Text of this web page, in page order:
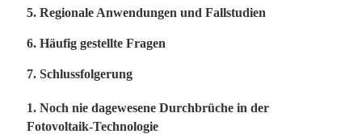
5. Regionale Anwendungen und Fallstudien
6. Häufig gestellte Fragen
7. Schlussfolgerung
1. Noch nie dagewesene Durchbrüche in der
Fotovoltaik-Technologie